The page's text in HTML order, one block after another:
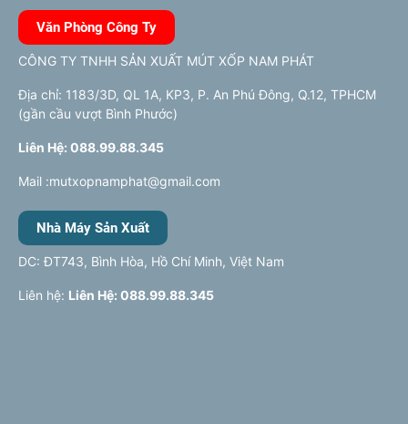
Văn Phòng Công Ty
CÔNG TY TNHH SẢN XUẤT MÚT XỐP NAM PHÁT
Địa chỉ: 1183/3D, QL 1A, KP3, P. An Phú Đông, Q.12, TPHCM
(gần cầu vượt Bình Phước)
Liên Hệ: 088.99.88.345
Mail :mutxopnamphat@gmail.com
Nhà Máy Sản Xuất
DC: ĐT743, Bình Hòa, Hồ Chí Minh, Việt Nam
Liên hệ: Liên Hệ: 088.99.88.345